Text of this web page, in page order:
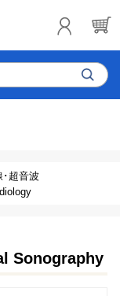
･超音波
Sonography